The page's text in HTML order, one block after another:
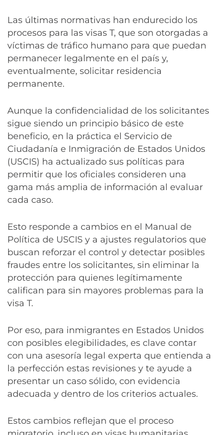
Las últimas normativas han endurecido los
procesos para las visas T, que son otorgadas a
víctimas de tráfico humano para que puedan
permanecer legalmente en el país y,
eventualmente, solicitar residencia
permanente.
Aunque la confidencialidad de los solicitantes
sigue siendo un principio básico de este
beneficio, en la práctica el Servicio de
Ciudadanía e Inmigración de Estados Unidos
(USCIS) ha actualizado sus políticas para
permitir que los oficiales consideren una
gama más amplia de información al evaluar
cada caso.
Esto responde a cambios en el Manual de
Política de USCIS y a ajustes regulatorios que
buscan reforzar el control y detectar posibles
fraudes entre los solicitantes, sin eliminar la
protección para quienes legítimamente
califican para sin mayores problemas para la
visa T.
Por eso, para inmigrantes en Estados Unidos
con posibles elegibilidades, es clave contar
con una asesoría legal experta que entienda a
la perfección estas revisiones y te ayude a
presentar un caso sólido, con evidencia
adecuada y dentro de los criterios actuales.
Estos cambios reflejan que el proceso